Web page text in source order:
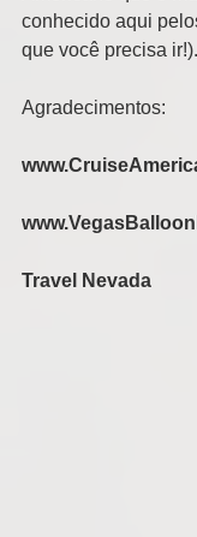
conhecido aqui
que você precisa ir!).
Agradecimentos:
Travel Nevada